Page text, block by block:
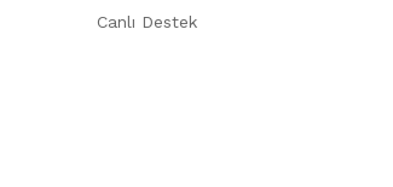
Canlı Destek